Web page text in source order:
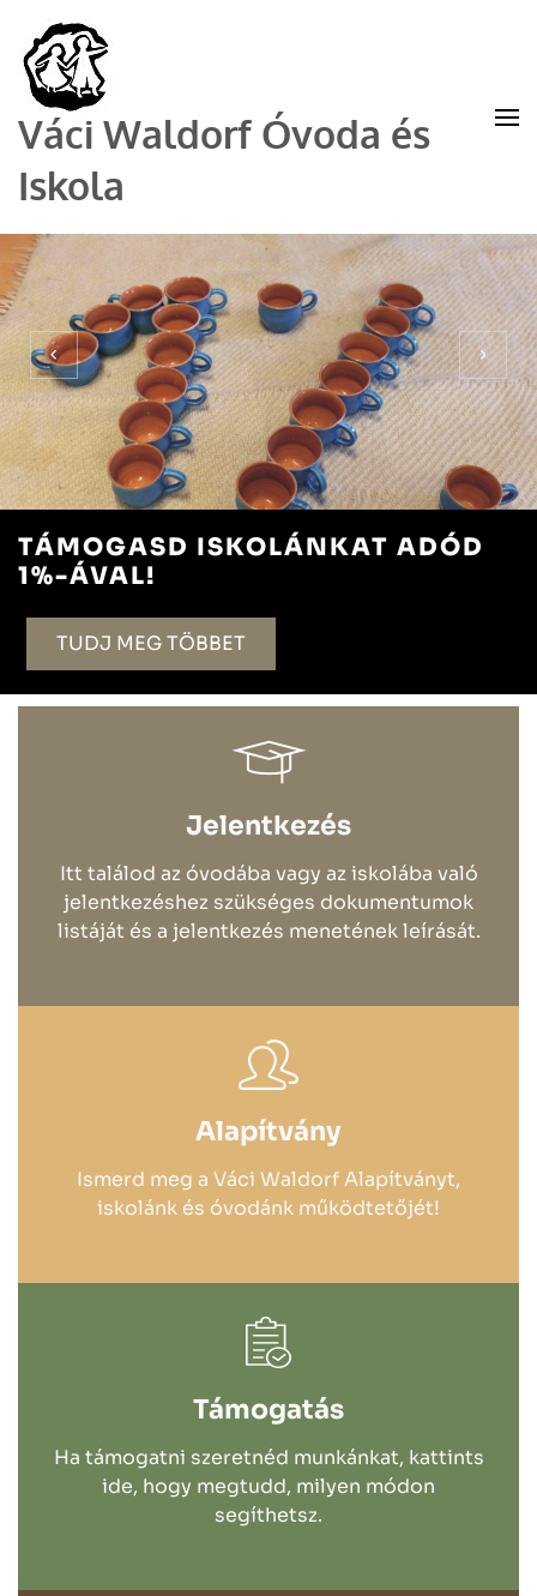
Váci Waldorf Óvoda és
Iskola
TÁMOGASD ISKOLÁNKAT ADÓD
1%-ÁVAL!
TUDJ MEG TÖBBET
Jelentkezés
Itt találod az óvodába vagy az iskolába való
jelentkezéshez szükséges dokumentumok
listáját és a jelentkezés menetének leírását.
Alapítvány
Ismerd meg a Váci Waldorf Alapítványt,
iskolánk és óvodánk működtetőjét!
Támogatás
Ha támogatni szeretnéd munkánkat, kattints
ide, hogy megtudd, milyen módon
segíthetsz.